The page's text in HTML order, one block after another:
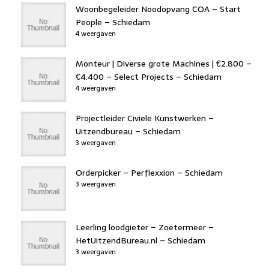
Woonbegeleider Noodopvang COA – Start
People – Schiedam
4 weergaven
Monteur | Diverse grote Machines | €2.800 –
€4.400 – Select Projects – Schiedam
4 weergaven
Projectleider Civiele Kunstwerken –
Uitzendbureau – Schiedam
3 weergaven
Orderpicker – Perflexxion – Schiedam
3 weergaven
Leerling loodgieter – Zoetermeer –
HetUitzendBureau.nl – Schiedam
3 weergaven